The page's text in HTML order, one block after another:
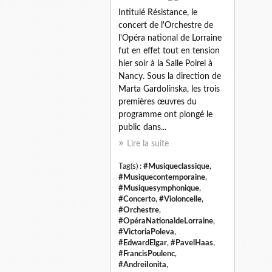
Intitulé Résistance, le
concert de l'Orchestre de
l'Opéra national de Lorraine
fut en effet tout en tension
hier soir à la Salle Poirel à
Nancy. Sous la direction de
Marta Gardolínska, les trois
premières œuvres du
programme ont plongé le
public dans...
Lire la suite
Tag(s) : #Musiqueclassique,
#Musiquecontemporaine,
#Musiquesymphonique,
#Concerto, #Violoncelle,
#Orchestre,
#OpéraNationaldeLorraine,
#VictoriaPoleva,
#EdwardElgar, #PavelHaas,
#FrancisPoulenc,
#AndreiIonita,